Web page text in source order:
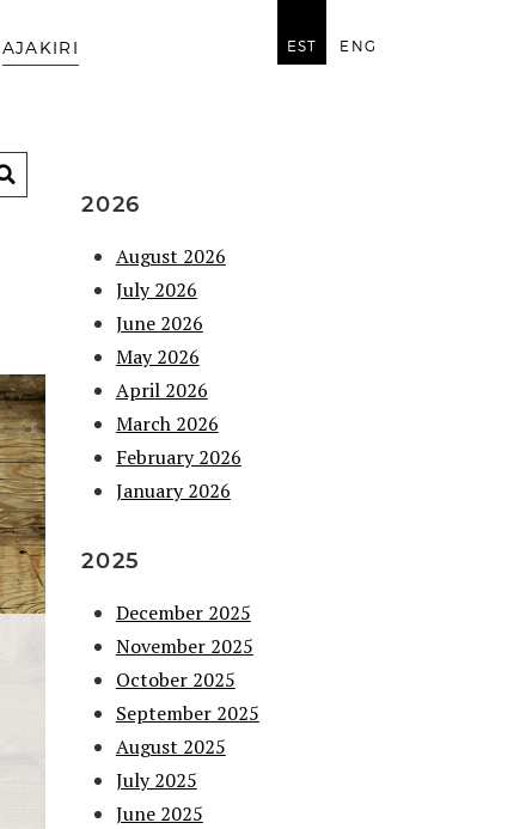
AJAKIRI EST ENG
2026
August 2026
July 2026
June 2026
May 2026
April 2026
March 2026
February 2026
January 2026
2025
December 2025
November 2025
October 2025
September 2025
August 2025
July 2025
June 2025